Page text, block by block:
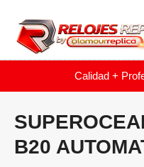
Calidad +
B20